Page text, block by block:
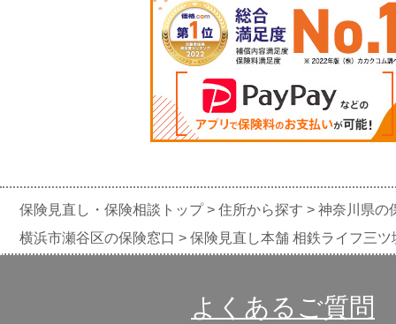
保険見直し・保険相談トップ 住所から探す
神奈川県の
横浜市瀬谷区の保険窓口
保険見直し本舗 相鉄ライフ三ツ
よくあるご質問